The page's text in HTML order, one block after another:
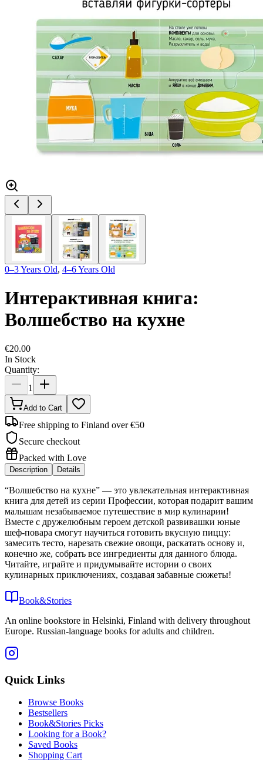
0–3 Years Old, 4–6 Years Old
Интерактивная книга:
Волшебство на кухне
€20.00
In Stock
Quantity:
1
Add to Cart
Free shipping to Finland over €50
Secure checkout
Packed with Love
Description Details
“Волшебство на кухне” — это увлекательная интерактивная
книга для детей из серии Профессии, которая подарит вашим
малышам незабываемое путешествие в мир кулинарии!
Вместе с дружелюбным героем детской развивашки юные
шеф-повара смогут научиться готовить вкусную пиццу:
замесить тесто, нарезать свежие овощи, раскатать основу и,
конечно же, собрать все ингредиенты для данного блюда.
Читайте, играйте и придумывайте истории о своих
кулинарных приключениях, создавая забавные сюжеты!
Book&Stories
An online bookstore in Helsinki, Finland with delivery throughout
Europe. Russian-language books for adults and children.
Quick Links
Browse Books
Bestsellers
Book&Stories Picks
Looking for a Book?
Saved Books
Shopping Cart